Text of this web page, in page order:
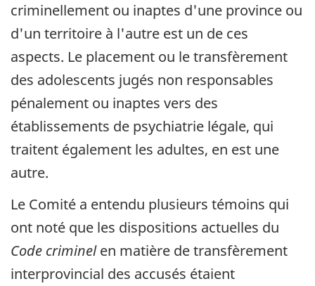
criminellement ou inaptes d'une province ou
d'un territoire à l'autre est un de ces
aspects. Le placement ou le transfèrement
des adolescents jugés non responsables
pénalement ou inaptes vers des
établissements de psychiatrie légale, qui
traitent également les adultes, en est une
autre.
Le Comité a entendu plusieurs témoins qui
ont noté que les dispositions actuelles du
Code criminelen matière de transfèrement
interprovincial des accusés étaient